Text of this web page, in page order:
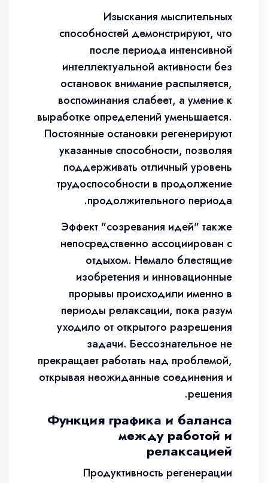
Изыскания мыслительных
способностей демонстрируют, что
после периода интенсивной
интеллектуальной активности без
остановок внимание распыляется,
воспоминания слабеет, а умение к
выработке определений уменьшается.
Постоянные остановки регенерируют
указанные способности, позволяя
поддерживать отличный уровень
трудоспособности в продолжение
продолжительного периода.
Эффект "созревания идей" также
непосредственно ассоциирован с
отдыхом. Немало блестящие
изобретения и инновационные
прорывы происходили именно в
периоды релаксации, пока разум
уходило от открытого разрешения
задачи. Бессознательное не
прекращает работать над проблемой,
открывая неожиданные соединения и
решения.
Функция графика и баланса
между работой и
релаксацией
Продуктивность регенерации